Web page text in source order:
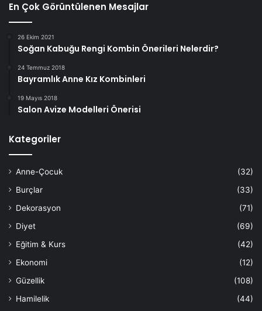
En Çok Görüntülenen Mesajlar
26 Ekim 2021
Soğan Kabuğu Rengi Kombin Önerileri Nelerdir?
24 Temmuz 2018
Bayramlık Anne Kız Kombinleri
19 Mayıs 2018
Salon Avize Modelleri Önerisi
Kategoriler
Anne-Çocuk
(32)
Burçlar
(33)
Dekorasyon
(71)
Diyet
(69)
Eğitim & Kurs
(42)
Ekonomi
(12)
Güzellik
(108)
Hamilelik
(44)